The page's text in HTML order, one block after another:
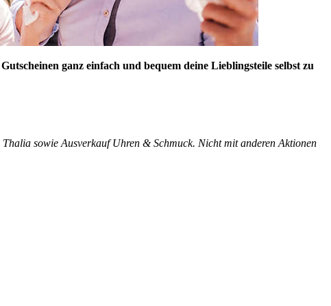
ganz einfach und bequem deine Lieblingsteile selbst zu
sowie Ausverkauf Uhren & Schmuck. Nicht mit anderen Aktionen